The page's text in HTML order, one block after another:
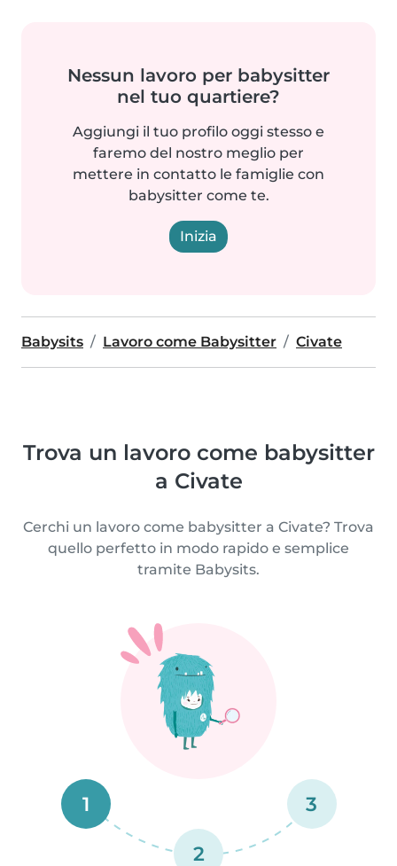
Nessun lavoro per babysitter
nel tuo quartiere?
Aggiungi il tuo profilo oggi stesso e
faremo del nostro meglio per
mettere in contatto le famiglie con
babysitter come te.
Inizia
Babysits Lavoro come Babysitter Civate
Trova un lavoro come babysitter
a Civate
Cerchi un lavoro come babysitter a Civate? Trova
quello perfetto in modo rapido e semplice
tramite Babysits.
1
2
3